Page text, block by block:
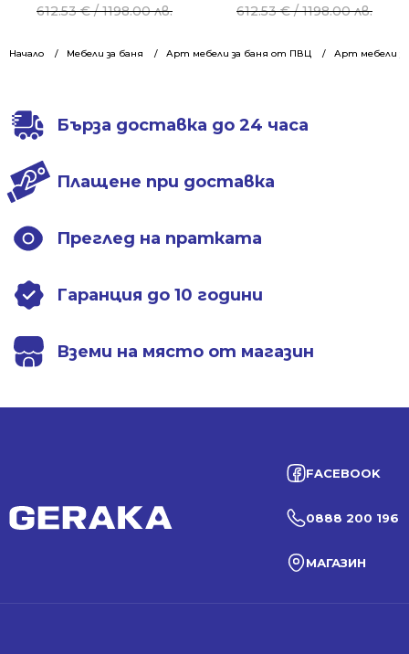
Начало Мебели за баня Арт мебели за баня от ПВЦ Арт мебели
612.53€/ 1198.00 лв.
price
612.53 €
price
428.97 €
612.53€/ 1198.00 лв.
price
612.53 €
price
428.97 €
Бърза доставка до 24 часа
Плащене при доставка
Преглед на пратката
Гаранция до 10 години
Вземи на място от магазин
FACEBOOK
0888 200 196
МАГАЗИН